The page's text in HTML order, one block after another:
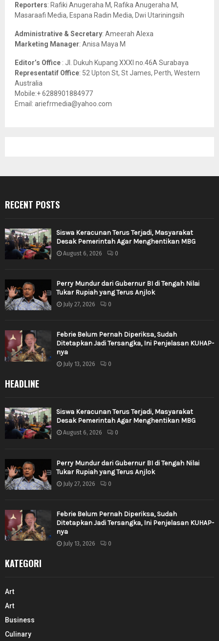
Reporters: Rafiki Anugeraha M, Rafika Anugeraha M,
Masaraafi Media, Espana Radin Media, Dwi Utariningsih
Administrative & Secretary: Ameerah Alexa
Marketing Manager: Anisa Maya M
Editor’s Office : Jl. Dukuh Kupang XXXI no.46A Surabaya
Representatif Office: 52 Upton St, St James, Perth, Western
Australia
Mobile:+ 6288901884977
Email: ariefrmedia@yahoo.com
RECENT POSTS
Siswa Keracunan Terus Terjadi, Masyarakat
Desak Pemerintah Agar Menghentikan MBG
August 6, 2026 0
Perry Mundur dari Gubernur BI di Tengah Nilai
Tukar Rupiah yang Terus Anjlok
July 27, 2026 0
Febrie Belum Pernah Diperiksa, Sudah
Ditetapkan Jadi Tersangka, Ini Penjelasan KUHAP-
nya
July 13, 2026 0
HEADLINE
Siswa Keracunan Terus Terjadi, Masyarakat
Desak Pemerintah Agar Menghentikan MBG
August 6, 2026 0
Perry Mundur dari Gubernur BI di Tengah Nilai
Tukar Rupiah yang Terus Anjlok
July 27, 2026 0
Febrie Belum Pernah Diperiksa, Sudah
Ditetapkan Jadi Tersangka, Ini Penjelasan KUHAP-
nya
July 13, 2026 0
KATEGORI
Art
Art
Business
Culinary